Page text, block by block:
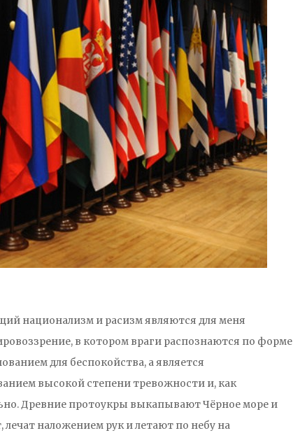
национализм и расизм являются для меня
в котором враги распознаются по форме
для беспокойства, а является
высокой степени тревожности и, как
Древние протоукры выкапывают Чёрное море и
наложением рук и летают по небу на